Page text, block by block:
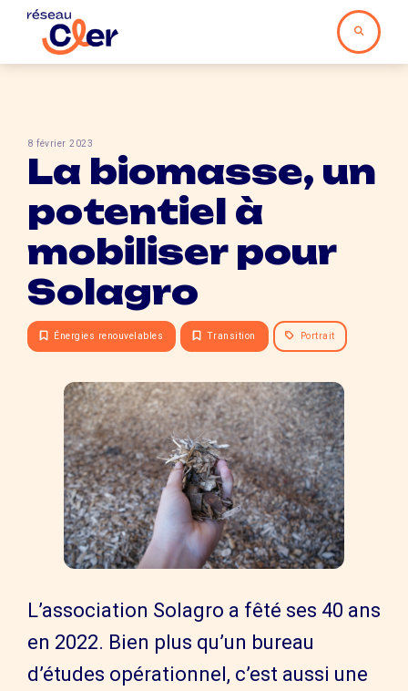
8 février 2023
La biomasse, un
potentiel à
mobiliser pour
Solagro
Énergies renouvelables Transition Portrait
L’association Solagro a fêté ses 40 ans
en 2022. Bien plus qu’un bureau
d’études opérationnel, c’est aussi une